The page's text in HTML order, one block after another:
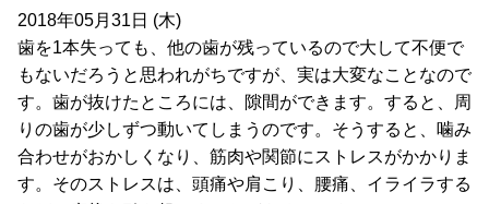
2018年05月31日 (木)
歯を1本失っても、他の歯が残っているので大して不便で
もないだろうと思われがちですが、実は大変なことなので
す。歯が抜けたところには、隙間ができます。すると、周
りの歯が少しずつ動いてしまうのです。そうすると、噛み
合わせがおかしくなり、筋肉や関節にストレスがかかりま
す。そのストレスは、頭痛や肩こり、腰痛、イライラする